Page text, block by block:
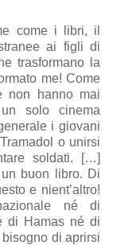
come i libri, il
ai figli di
trasformano la
me! Come
non hanno mai
solo cinema
i giovani
o unirsi
soldati. […]
buon libro. Di
e nient’altro!
né di
di Hamas né di
di aprirsi